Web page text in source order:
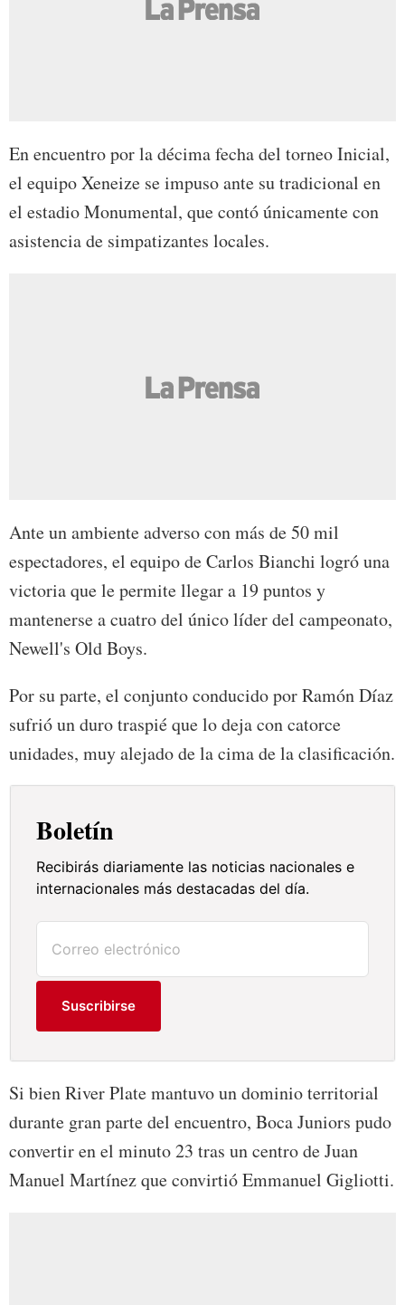
En encuentro por la décima fecha del torneo Inicial,
el equipo Xeneize se impuso ante su tradicional en
el estadio Monumental, que contó únicamente con
asistencia de simpatizantes locales.
Ante un ambiente adverso con más de 50 mil
espectadores, el equipo de Carlos Bianchi logró una
victoria que le permite llegar a 19 puntos y
mantenerse a cuatro del único líder del campeonato,
Newell's Old Boys.
Por su parte, el conjunto conducido por Ramón Díaz
sufrió un duro traspié que lo deja con catorce
unidades, muy alejado de la cima de la clasificación.
Boletín
Recibirás diariamente las noticias nacionales e
internacionales más destacadas del día.
Suscribirse
Si bien River Plate mantuvo un dominio territorial
durante gran parte del encuentro, Boca Juniors pudo
convertir en el minuto 23 tras un centro de Juan
Manuel Martínez que convirtió Emmanuel Gigliotti.